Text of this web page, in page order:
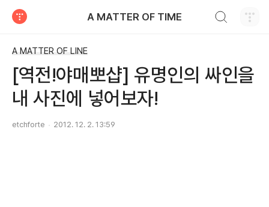
A MATTER OF TIME
A MATTER OF LINE
[역전!야매뽀샵] 유명인의 싸인을
내 사진에 넣어보자!
etchforte 2012. 12. 2. 13:59